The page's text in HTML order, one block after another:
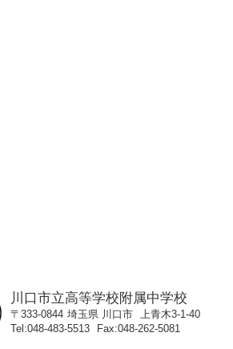
川口市立高等学校附属中学校
〒333-0844 埼玉県 川口市
上青木3-1-40
Tel 048-483-5513 Fax 048-262-5081